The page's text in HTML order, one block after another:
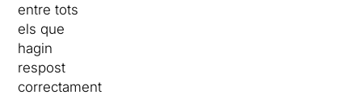
entre tots
els que
hagin
respost
correctament